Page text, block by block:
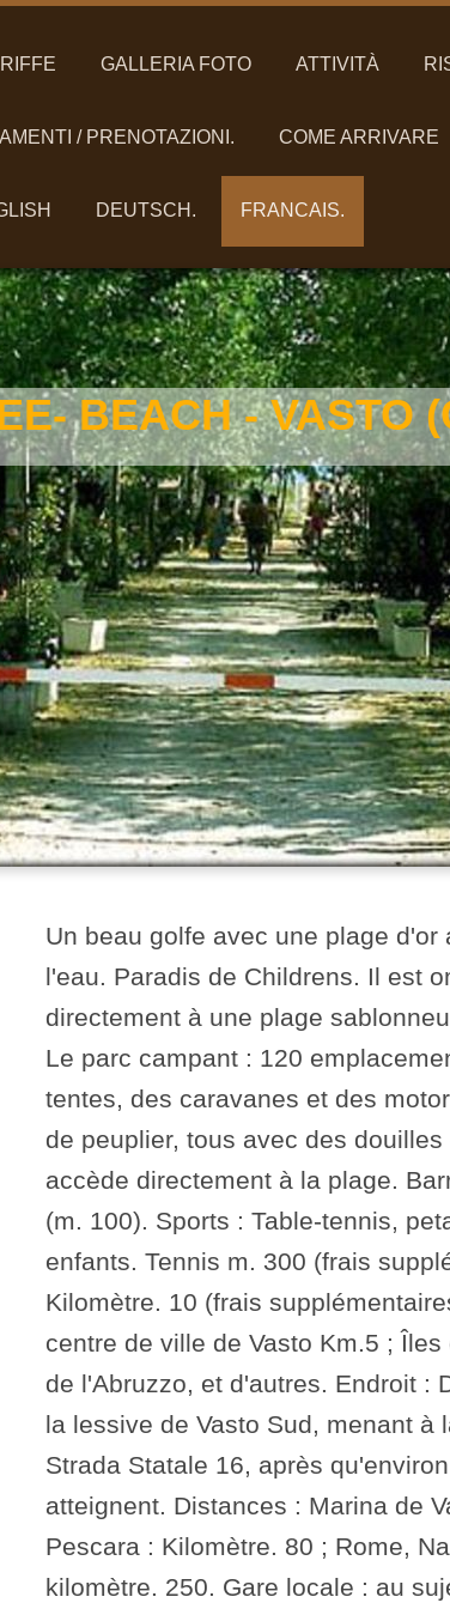
GALLERIA FOTO ATTIVITÀ
/ PRENOTAZIONI. COME ARRIVARE
DEUTSCH. FRANCAIS.
BEACH - VASTO
Un beau golfe avec une plage d'or
l'eau. Paradis de Childrens. Il est
directement à une plage
Le parc campant : 120
tentes, des caravanes et des
de peuplier, tous avec des
accède directement à la plage.
(m. 100). Sports : Table-tennis,
enfants. Tennis m. 300 (frais
Kilomètre. 10 (frais
centre de ville de Vasto Km.5 ;
de l'Abruzzo, et d'autres. Endroit :
la lessive de Vasto Sud, menant à
Strada Statale 16, après
atteignent. Distances : Marina de
Pescara : Kilomètre. 80 ; Rome,
kilomètre. 250. Gare locale : au